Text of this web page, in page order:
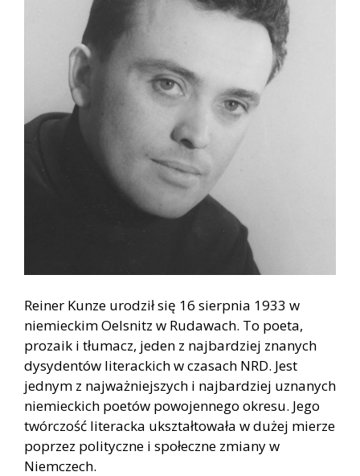
Reiner Kunze urodził się 16 sierpnia 1933 w
niemieckim Oelsnitz w Rudawach. To poeta,
prozaik i tłumacz, jeden z najbardziej znanych
dysydentów literackich w czasach NRD. Jest
jednym z najważniejszych i najbardziej uznanych
niemieckich poetów powojennego okresu. Jego
twórczość literacka ukształtowała w dużej mierze
poprzez polityczne i społeczne zmiany w
Niemczech.